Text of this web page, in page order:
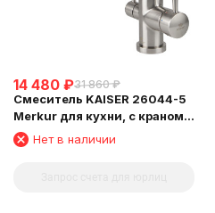
14 480 ₽31 860 ₽
Смеситель KAISER 26044-5
Merkur для кухни, с краном
для питьевой воды, серебро
Нет в наличии